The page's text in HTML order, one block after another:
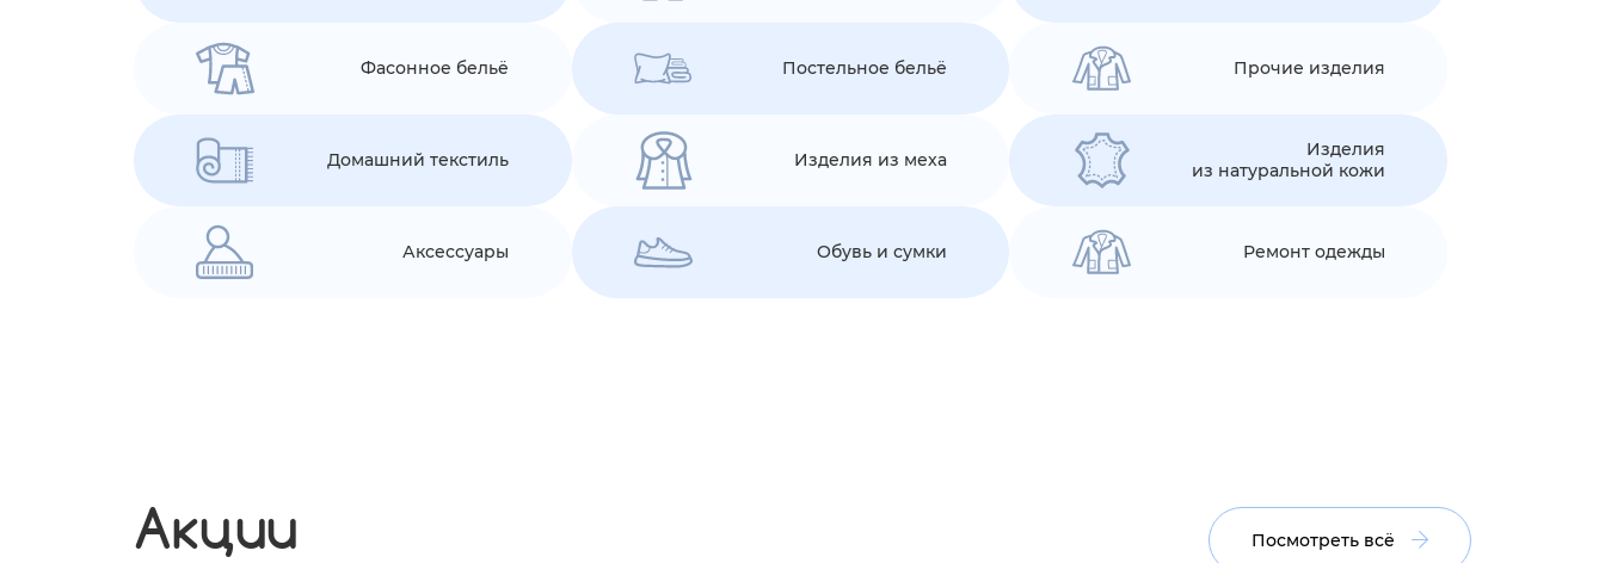
Фасонное бельё Постельное бельё Прочие изделия
Домашний текстиль Изделия из меха
Изделия
из натуральной кожи
Аксессуары Обувь и сумки Ремонт одежды
Акции Посмотреть всё